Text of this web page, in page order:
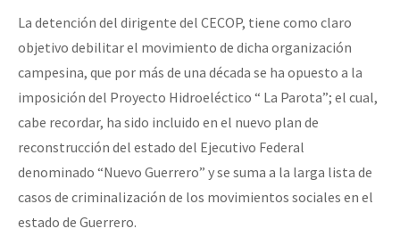
La detención del dirigente del CECOP, tiene como claro
objetivo debilitar el movimiento de dicha organización
campesina, que por más de una década se ha opuesto a la
imposición del Proyecto Hidroeléctico “ La Parota”; el cual,
cabe recordar, ha sido incluido en el nuevo plan de
reconstrucción del estado del Ejecutivo Federal
denominado “Nuevo Guerrero” y se suma a la larga lista de
casos de criminalización de los movimientos sociales en el
estado de Guerrero.